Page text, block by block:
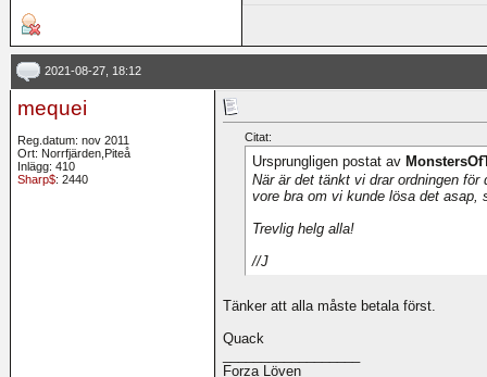
2021-08-27, 18:12
mequei
Reg.datum: nov 2011
Ort: Norrfjärden,Piteå
Inlägg: 410
Sharp$: 2440
Citat:
Ursprungligen postat av
När är det tänkt vi drar ordningen
vore bra om vi kunde lösa det
Trevlig helg alla!
//J
Tänker att alla måste betala först.
Quack
Forza Löven